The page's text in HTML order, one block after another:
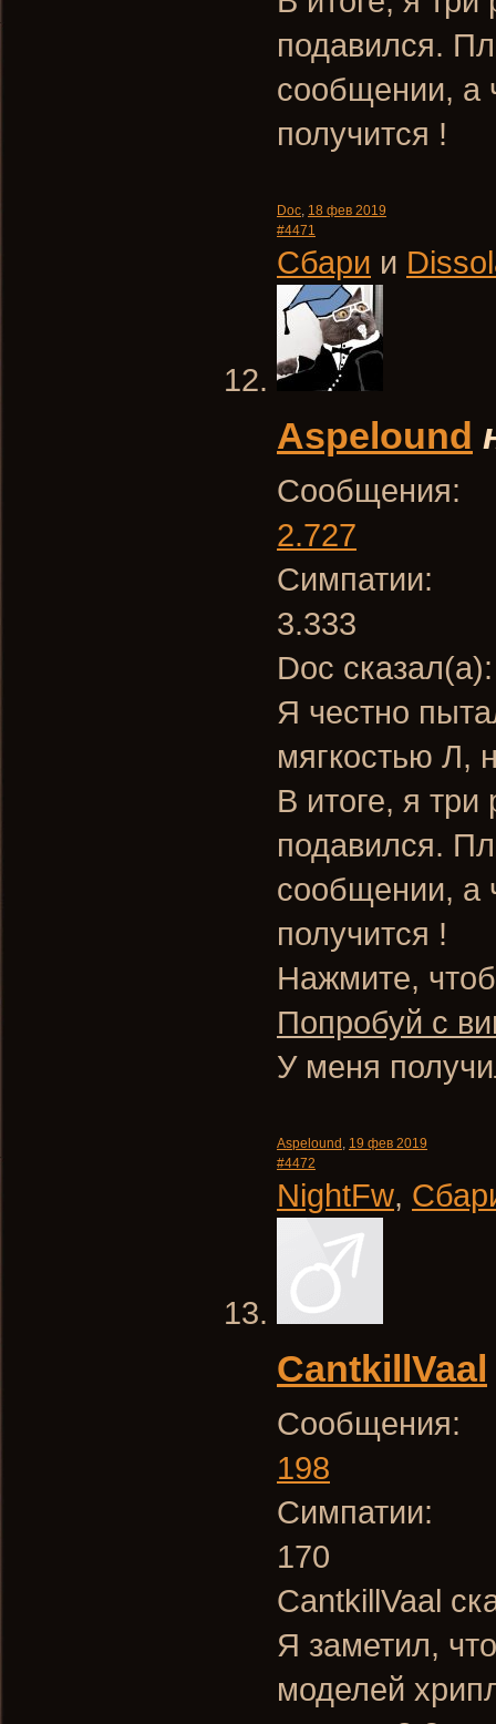
подавился.
сообщении, а
получится !
Doc, 18 фев 2019
#4471
Сбари и
Aspelound
Сообщения:
2.727
Симпатии:
3.333
Doc
Я честно
мягкостью Л,
В итоге, я три
подавился.
сообщении, а
получится !
Нажмите,
Попробуй с
У меня
Aspelound , 19 фев 2019
#4472
NightFw,
CantkillVaal
Сообщения:
198
Симпатии:
170
CantkillVaal
Я заметил,
моделей